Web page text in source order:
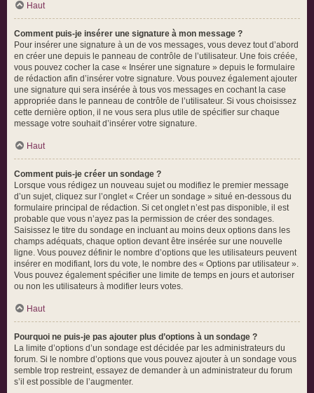
Haut
Comment puis-je insérer une signature à mon message ?
Pour insérer une signature à un de vos messages, vous devez tout d’abord
en créer une depuis le panneau de contrôle de l’utilisateur. Une fois créée,
vous pouvez cocher la case « Insérer une signature » depuis le formulaire
de rédaction afin d’insérer votre signature. Vous pouvez également ajouter
une signature qui sera insérée à tous vos messages en cochant la case
appropriée dans le panneau de contrôle de l’utilisateur. Si vous choisissez
cette dernière option, il ne vous sera plus utile de spécifier sur chaque
message votre souhait d’insérer votre signature.
Haut
Comment puis-je créer un sondage ?
Lorsque vous rédigez un nouveau sujet ou modifiez le premier message
d’un sujet, cliquez sur l’onglet « Créer un sondage » situé en-dessous du
formulaire principal de rédaction. Si cet onglet n’est pas disponible, il est
probable que vous n’ayez pas la permission de créer des sondages.
Saisissez le titre du sondage en incluant au moins deux options dans les
champs adéquats, chaque option devant être insérée sur une nouvelle
ligne. Vous pouvez définir le nombre d’options que les utilisateurs peuvent
insérer en modifiant, lors du vote, le nombre des « Options par utilisateur ».
Vous pouvez également spécifier une limite de temps en jours et autoriser
ou non les utilisateurs à modifier leurs votes.
Haut
Pourquoi ne puis-je pas ajouter plus d’options à un sondage ?
La limite d’options d’un sondage est décidée par les administrateurs du
forum. Si le nombre d’options que vous pouvez ajouter à un sondage vous
semble trop restreint, essayez de demander à un administrateur du forum
s’il est possible de l’augmenter.